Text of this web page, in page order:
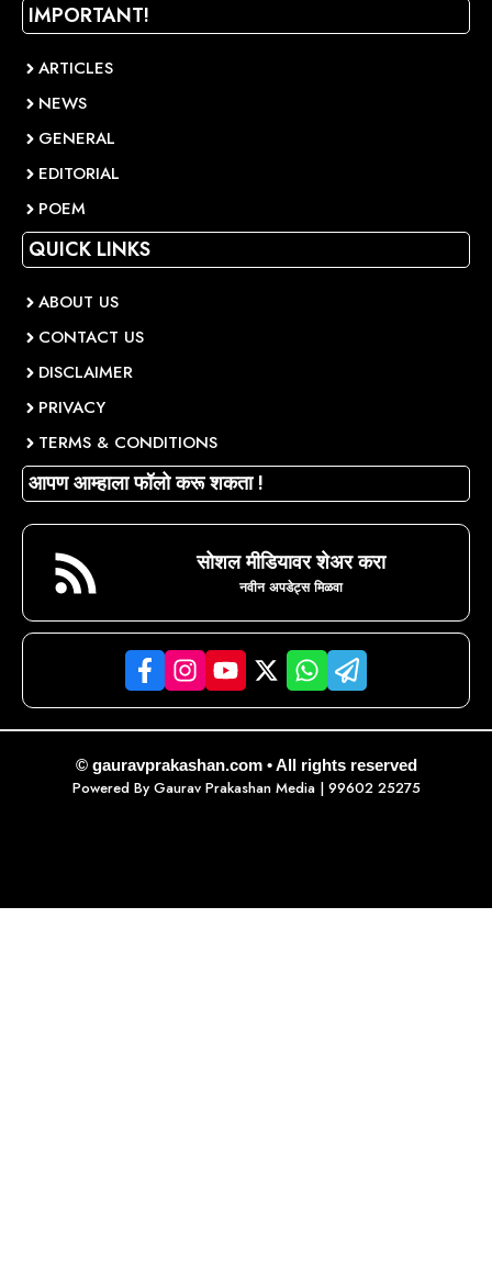
IMPORTANT!
ARTICLES
NEWS
GENERAL
EDITORIAL
POEM
QUICK LINKS
ABOUT US
CONTACT US
DISCLAIMER
PRIVACY
TERMS & CONDITIONS
आपण आम्हाला फॉलो करू शकता !
सोशल मीडियावर शेअर करा
नवीन अपडेट्स मिळवा
© gauravprakashan.com • All rights reserved
Powered By Gaurav Prakashan Media| 99602 25275